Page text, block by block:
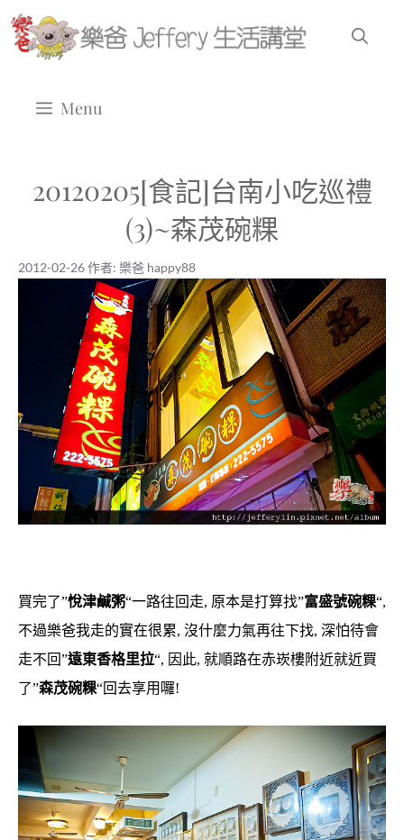
跳
至
Menu
20120205[食記]台南小吃巡禮
(3)~森茂碗粿
2012-02-26 | 樂爸 happy88
2012-02-26作者: 樂爸 happy88
買完了”悅津鹹粥“一路往回走, 原本是打算找”富盛號碗粿“,
不過樂爸我走的實在很累, 沒什麼力氣再往下找, 深怕待會
走不回”遠東香格里拉“, 因此, 就順路在赤崁樓附近就近買
了”森茂碗粿“回去享用囉!